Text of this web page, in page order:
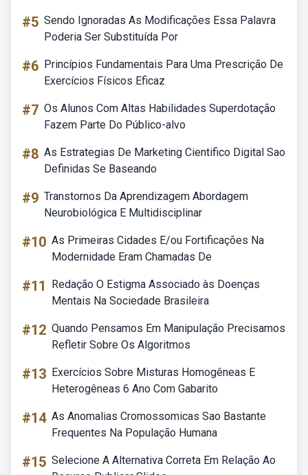
#5 Sendo Ignoradas As Modificações Essa Palavra
Poderia Ser Substituída Por
#6 Princípios Fundamentais Para Uma Prescrição De
Exercícios Físicos Eficaz
#7 Os Alunos Com Altas Habilidades Superdotação
Fazem Parte Do Público-alvo
#8 As Estrategias De Marketing Cientifico Digital Sao
Definidas Se Baseando
#9 Transtornos Da Aprendizagem Abordagem
Neurobiológica E Multidisciplinar
#10 As Primeiras Cidades E/ou Fortificações Na
Modernidade Eram Chamadas De
#11
Redação O Estigma Associado às Doenças
Mentais Na Sociedade Brasileira
#12 Quando Pensamos Em Manipulação Precisamos
Refletir Sobre Os Algoritmos
#13 Exercícios Sobre Misturas Homogêneas E
Heterogêneas 6 Ano Com Gabarito
#14 As Anomalias Cromossomicas Sao Bastante
Frequentes Na População Humana
#15 Selecione A Alternativa Correta Em Relação Ao